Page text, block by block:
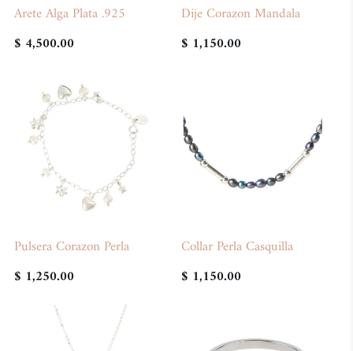
Arete Alga Plata .925
$ 4,500.00
Dije Corazon Mandala
$ 1,150.00
Pulsera Corazon Perla
$ 1,250.00
Collar Perla Casquilla
$ 1,150.00